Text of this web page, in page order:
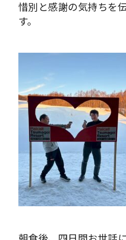
惜別と感謝の気持ちを
す。